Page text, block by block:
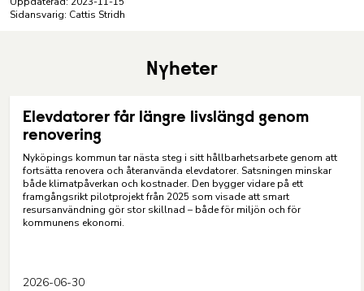
Sidansvarig: Cattis Stridh
Nyheter
Elevdatorer får längre livslängd genom
renovering
Nyköpings kommun tar nästa steg i sitt hållbarhetsarbete genom att
fortsätta renovera och återanvända elevdatorer. Satsningen minskar
både klimatpåverkan och kostnader. Den bygger vidare på ett
framgångsrikt pilotprojekt från 2025 som visade att smart
resursanvändning gör stor skillnad – både för miljön och för
kommunens ekonomi.
2026-06-30